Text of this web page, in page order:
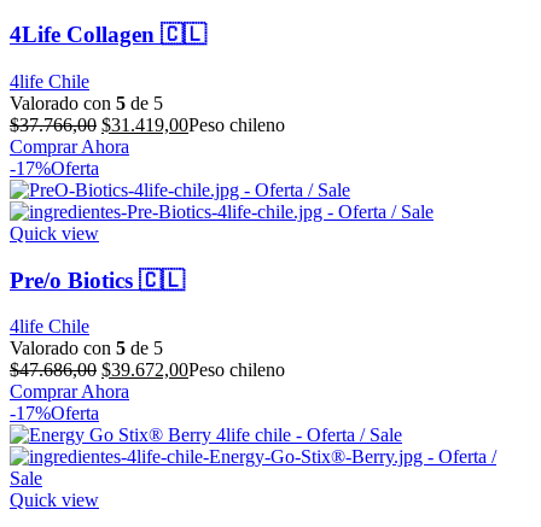
4Life Collagen 🇨🇱
4life Chile
Valorado con 5 de 5
$37.766,00 El
precio
era:
$37.766,00.
$31.419,00El
es:
$31.419,00.
Peso chileno
Comprar Ahora
-17%Oferta
Quick view
Pre/o Biotics 🇨🇱
4life Chile
Valorado con 5 de 5
$47.686,00 El
precio
era:
$47.686,00.
$39.672,00El
es:
$39.672,00.
Peso chileno
Comprar Ahora
-17%Oferta
Quick view